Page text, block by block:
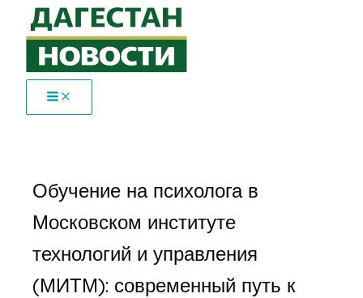
Перейти
содержимому
Обучение на психолога в
Московском институте
технологий и управления
(МИТМ): современный путь к